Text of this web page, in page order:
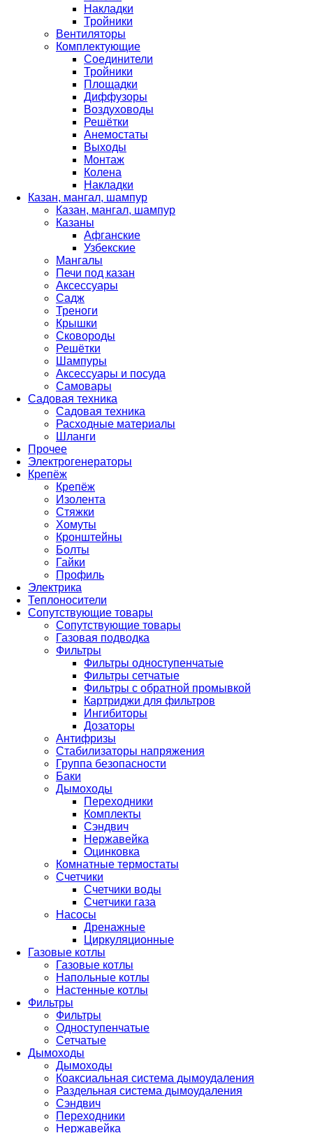
Накладки
Тройники
Вентиляторы
Комплектующие
Соединители
Тройники
Площадки
Диффузоры
Воздуховоды
Решётки
Анемостаты
Выходы
Монтаж
Колена
Накладки
Казан, мангал, шампур
Казан, мангал, шампур
Казаны
Афганские
Узбекские
Мангалы
Печи под казан
Аксессуары
Садж
Треноги
Крышки
Сковороды
Решётки
Шампуры
Аксессуары и посуда
Самовары
Садовая техника
Садовая техника
Расходные материалы
Шланги
Прочее
Электрогенераторы
Крепёж
Крепёж
Изолента
Стяжки
Хомуты
Кронштейны
Болты
Гайки
Профиль
Электрика
Теплоносители
Сопутствующие товары
Сопутствующие товары
Газовая подводка
Фильтры
Фильтры одноступенчатые
Фильтры сетчатые
Фильтры с обратной промывкой
Картриджи для фильтров
Ингибиторы
Дозаторы
Антифризы
Стабилизаторы напряжения
Группа безопасности
Баки
Дымоходы
Переходники
Комплекты
Сэндвич
Нержавейка
Оцинковка
Комнатные термостаты
Счетчики
Счетчики воды
Счетчики газа
Насосы
Дренажные
Циркуляционные
Газовые котлы
Газовые котлы
Напольные котлы
Настенные котлы
Фильтры
Фильтры
Одноступенчатые
Сетчатые
Дымоходы
Дымоходы
Коаксиальная система дымоудаления
Раздельная система дымоудаления
Сэндвич
Переходники
Нержавейка